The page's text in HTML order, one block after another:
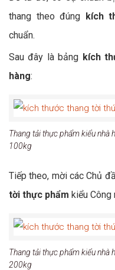
thang theo đúng kích
chuẩn.
Sau đây là bảng kích
hàng:
Thang tải thực phẩm kiểu
100kg
Tiếp theo, mời các Chủ
tời thực phẩm kiểu Công
Thang tải thực phẩm kiểu
200kg